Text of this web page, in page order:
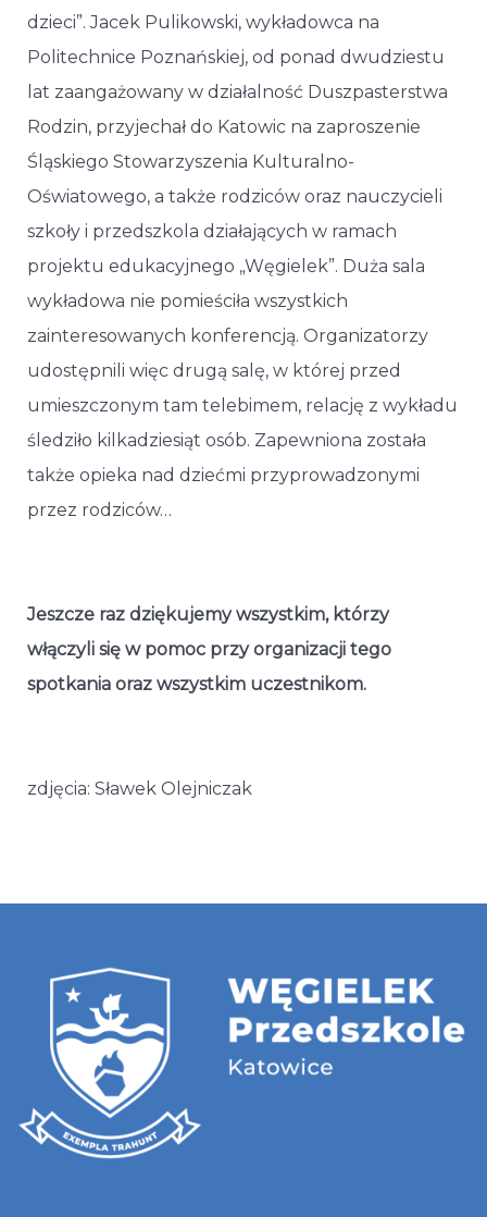
dzieci”. Jacek Pulikowski, wykładowca na
Politechnice Poznańskiej, od ponad dwudziestu
lat zaangażowany w działalność Duszpasterstwa
Rodzin, przyjechał do Katowic na zaproszenie
Śląskiego Stowarzyszenia Kulturalno-
Oświatowego, a także rodziców oraz nauczycieli
szkoły i przedszkola działających w ramach
projektu edukacyjnego „Węgielek”. Duża sala
wykładowa nie pomieściła wszystkich
zainteresowanych konferencją. Organizatorzy
udostępnili więc drugą salę, w której przed
umieszczonym tam telebimem, relację z wykładu
śledziło kilkadziesiąt osób. Zapewniona została
także opieka nad dziećmi przyprowadzonymi
przez rodziców…
Jeszcze raz dziękujemy wszystkim, którzy
włączyli się w pomoc przy organizacji tego
spotkania oraz wszystkim uczestnikom.
zdjęcia: Sławek Olejniczak